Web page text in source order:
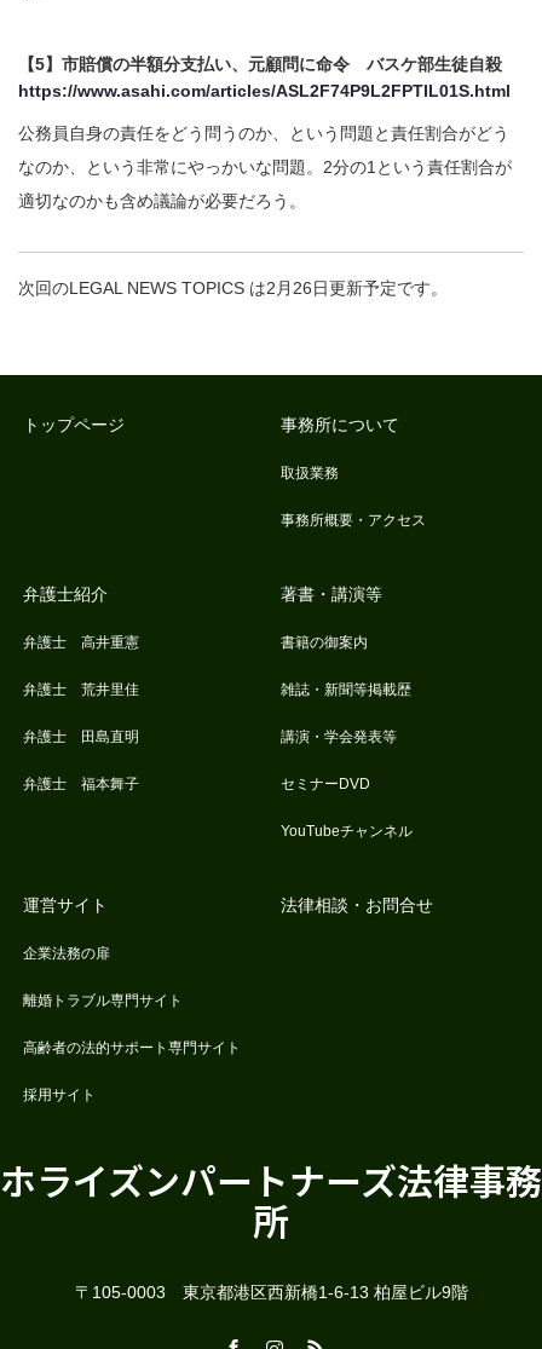
【5】市賠償の半額分支払い、元顧問に命令 バスケ部生徒自殺
https://www.asahi.com/articles/ASL2F74P9L2FPTIL01S.html
公務員自身の責任をどう問うのか、という問題と責任割合がどう
なのか、という非常にやっかいな問題。2分の1という責任割合が
適切なのかも含め議論が必要だろう。
次回のLEGAL NEWS TOPICS は2月26日更新予定です。
トップページ 事務所について
取扱業務
事務所概要・アクセス
弁護士紹介
弁護士 高井重憲
弁護士 荒井里佳
弁護士 田島直明
弁護士 福本舞子
著書・講演等
書籍の御案内
雑誌・新聞等掲載歴
講演・学会発表等
セミナーDVD
YouTubeチャンネル
運営サイト
企業法務の扉
離婚トラブル専門サイト
高齢者の法的サポート専門サイト
採用サイト
法律相談・お問合せ
ホライズンパートナーズ法律事務
所
〒105-0003 東京都港区西新橋1-6-13 柏屋ビル9階